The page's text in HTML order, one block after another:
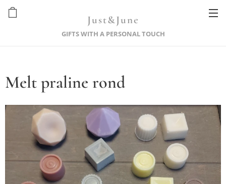
Just&June
GIFTS WITH A PERSONAL TOUCH
Melt praline rond